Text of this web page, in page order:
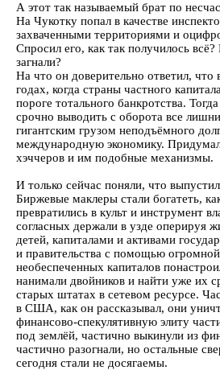
А этот так называемый брат по
На Чукотку попал в качестве
захваченными территориями и
Спросил его, как так получилось
загнали?
На что он доверительно ответил, что
годах, когда страны частного
пороге тотального банкротства.
срочно выводить с оборота все
гигантским грузом неподъёмного
международную экономику.
хэччеров и им подобные механизмы.
И только сейчас поняли, что
Биржевые маклеры стали богатеть,
превратились в культ и инструмент
согласных держали в узде оперируя
детей, капиталами и активами
и правительства с помощью
необеспеченных капиталов
нанимали двойников и найти уже их
старых штатах в сетевом ресурсе.
в США, как он рассказывал, они
финансово-спекулятивную элиту
под землёй, частично выкинули из
частично разогнали, но остальные
сегодня стали не досягаемы.